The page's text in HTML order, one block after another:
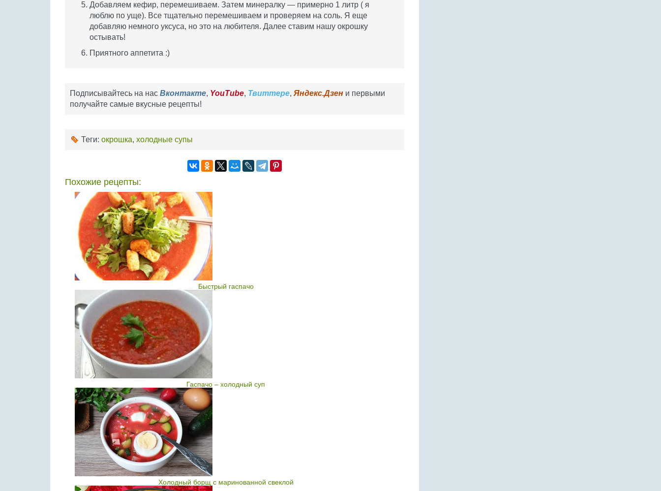
Добавляем кефир, перемешиваем. Затем минералку — примерно 1 литр ( я
люблю по уще). Все тщательно перемешиваем и проверяем на соль. Я еще
добавляю немного уксуса, но это на любителя. Далее ставим нашу окрошку
остывать!
Приятного аппетита :)
Подписывайтесь на нас Вконтакте, YouTube, Твиттере, Яндекс.Дзен и первыми
получайте самые вкусные рецепты!
Теги: окрошка, холодные супы
Похожие рецепты:
Быстрый гаспачо
Гаспачо – холодный суп
Холодный борщ с маринованной свеклой